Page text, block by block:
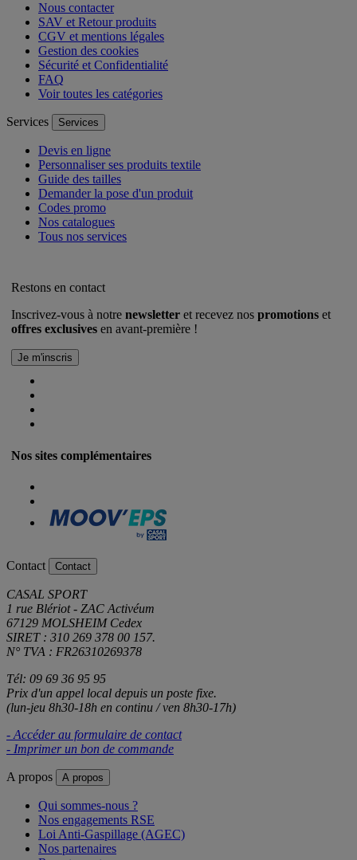
Nous contacter
SAV et Retour produits
CGV et mentions légales
Gestion des cookies
Sécurité et Confidentialité
FAQ
Voir toutes les catégories
Services Services
Devis en ligne
Personnaliser ses produits textile
Guide des tailles
Demander la pose d'un produit
Codes promo
Nos catalogues
Tous nos services
Restons en contact
Inscrivez-vous à notre newsletter et recevez nos promotions et
offres exclusives en avant-première !
Nos sites complémentaires
Contact Contact
CASAL SPORT
1 rue Blériot - ZAC Activéum
67129 MOLSHEIM Cedex
SIRET : 310 269 378 00 157.
N° TVA : FR26310269378
Tél: 09 69 36 95 95
Prix d'un appel local depuis un poste fixe.
(lun-jeu 8h30-18h en continu / ven 8h30-17h)
- Accéder au formulaire de contact
- Imprimer un bon de commande
A propos A propos
Qui sommes-nous ?
Nos engagements RSE
Loi Anti-Gaspillage (AGEC)
Nos partenaires